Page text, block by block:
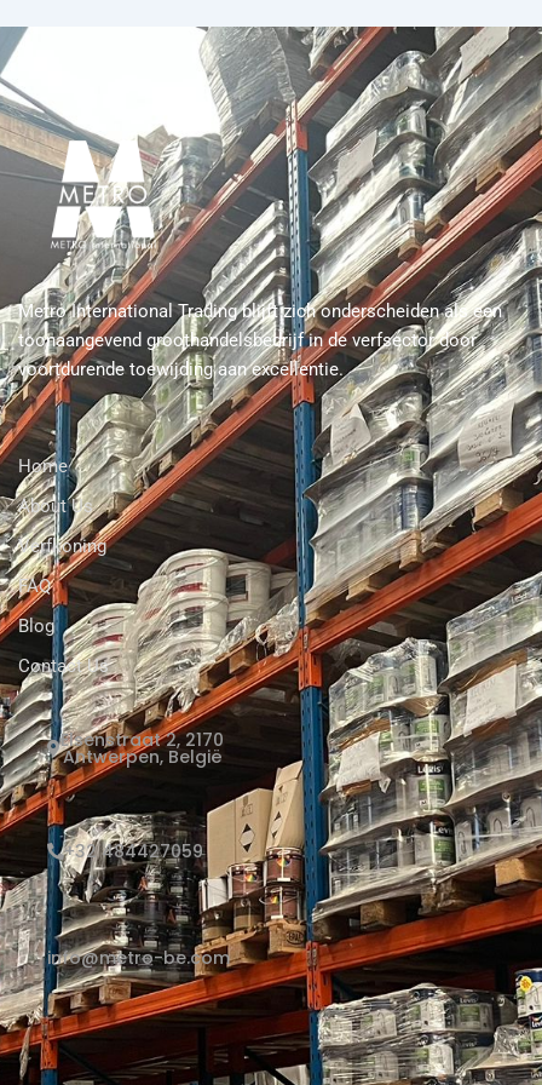
Metro International Trading blijft zich onderscheiden als een
toonaangevend groothandelsbedrijf in de verfsector door
voortdurende toewijding aan excellentie.
Home
About Us
Verfkoning
FAQ
Blog
Contact Us
Elsenstraat 2, 2170
Antwerpen, België
+32 484427059
info@metro-be.com